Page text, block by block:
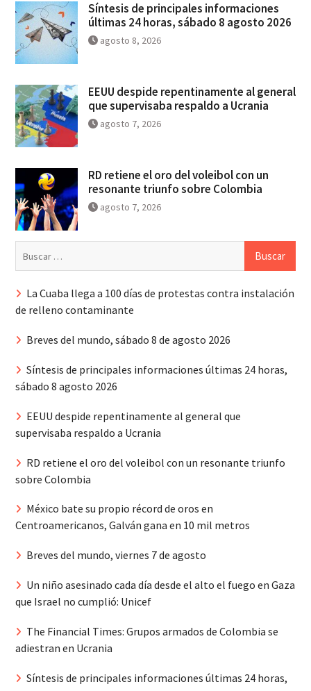
Síntesis de principales informaciones
últimas 24 horas, sábado 8 agosto 2026
agosto 8, 2026
EEUU despide repentinamente al general
que supervisaba respaldo a Ucrania
agosto 7, 2026
RD retiene el oro del voleibol con un
resonante triunfo sobre Colombia
agosto 7, 2026
La Cuaba llega a 100 días de protestas contra instalación
de relleno contaminante
Breves del mundo, sábado 8 de agosto 2026
Síntesis de principales informaciones últimas 24 horas,
sábado 8 agosto 2026
EEUU despide repentinamente al general que
supervisaba respaldo a Ucrania
RD retiene el oro del voleibol con un resonante triunfo
sobre Colombia
México bate su propio récord de oros en
Centroamericanos, Galván gana en 10 mil metros
Breves del mundo, viernes 7 de agosto
Un niño asesinado cada día desde el alto el fuego en Gaza
que Israel no cumplió: Unicef
The Financial Times: Grupos armados de Colombia se
adiestran en Ucrania
Síntesis de principales informaciones últimas 24 horas,